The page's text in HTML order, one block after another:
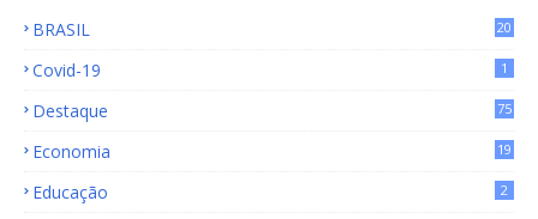
BRASIL
20
Covid-19 1
Destaque
75
Economia
19
Educação 2